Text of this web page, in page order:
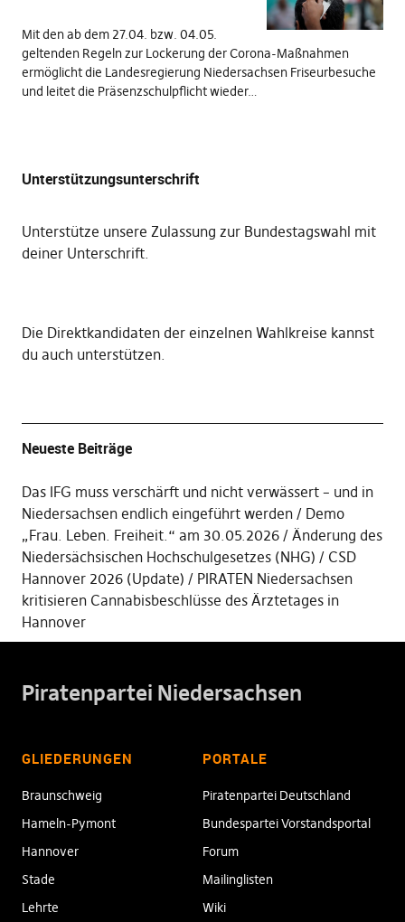
Mit den ab dem 27.04. bzw. 04.05.
geltenden Regeln zur Lockerung der Corona-Maßnahmen
ermöglicht die Landesregierung Niedersachsen Friseurbesuche
und leitet die Präsenzschulpflicht wieder…
Unterstützungsunterschrift
Unterstütze unsere Zulassung zur Bundestagswahl mit
deiner Unterschrift.
Die Direktkandidaten der einzelnen Wahlkreise kannst
du auch unterstützen.
Neueste Beiträge
Das IFG muss verschärft und nicht verwässert – und in
Niedersachsen endlich eingeführt werden
Demo
„Frau. Leben. Freiheit.“ am 30.05.2026
Änderung des
Niedersächsischen Hochschulgesetzes (NHG)
CSD
Hannover 2026 (Update)
PIRATEN Niedersachsen
kritisieren Cannabisbeschlüsse des Ärztetages in
Hannover
Piratenpartei Niedersachsen
GLIEDERUNGEN
Braunschweig
Hameln-Pymont
Hannover
Stade
Lehrte
PORTALE
Piratenpartei Deutschland
Bundespartei Vorstandsportal
Forum
Mailinglisten
Wiki